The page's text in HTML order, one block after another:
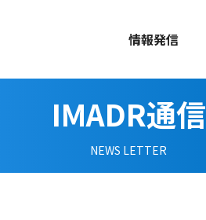
情報発信
IMADR通信
NEWS LETTER